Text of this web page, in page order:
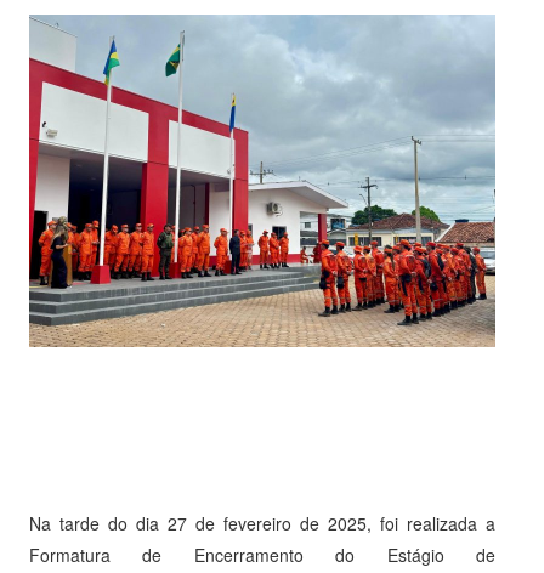
Na tarde do dia 27 de fevereiro de 2025, foi realizada a
Formatura de Encerramento do Estágio de